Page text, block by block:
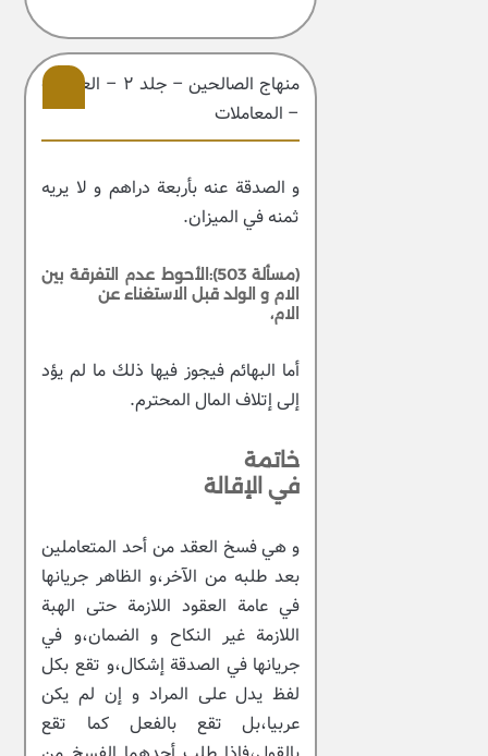
منهاج الصالحین – جلد ۲ – العبادات
– المعاملات
و الصدقة عنه بأربعة دراهم و لا يريه
ثمنه في الميزان.
(مسألة 503):الأحوط عدم التفرقة بين
الام و الولد قبل الاستغناء عن
الام،
أما البهائم فيجوز فيها ذلك ما لم يؤد
إلى إتلاف المال المحترم.
خاتمة
في الإقالة
و هي فسخ العقد من أحد المتعاملين
بعد طلبه من الآخر،و الظاهر جريانها
في عامة العقود اللازمة حتى الهبة
اللازمة غير النكاح و الضمان،و في
جريانها في الصدقة إشكال،و تقع بكل
لفظ يدل على المراد و إن لم يكن
عربيا،بل تقع بالفعل كما تقع